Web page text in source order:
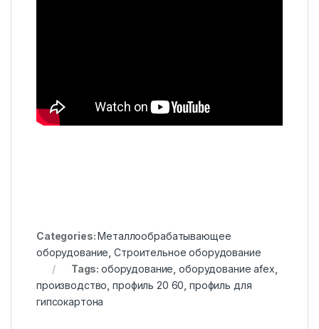
Categories:Металлообрабатывающее
оборудование ,Строительное оборудование
Tags:оборудование ,оборудование afex
производство ,профиль 20 60 профиль для
гипсокартона